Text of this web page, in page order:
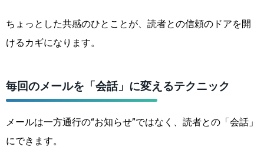
ちょっとした共感のひとことが、読者との信頼のドアを開
けるカギになります。
毎回のメールを「会話」に変えるテクニック
メールは一方通行の“お知らせ”ではなく、読者との「会話」
にできます。